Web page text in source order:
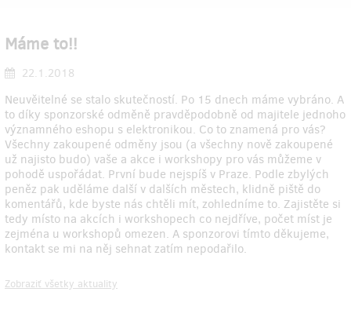
Máme to!!
22.1.2018
Neuvěitelné se stalo skutečností. Po 15 dnech máme vybráno. A
to díky sponzorské odměně pravděpodobně od majitele jednoho
významného eshopu s elektronikou. Co to znamená pro vás?
Všechny zakoupené odměny jsou (a všechny nově zakoupené
už najisto budo) vaše a akce i workshopy pro vás můžeme v
pohodě uspořádat. První bude nejspíš v Praze. Podle zbylých
peněz pak uděláme další v dalších městech, klidně piště do
komentářů, kde byste nás chtěli mít, zohledníme to. Zajistěte si
tedy místo na akcích i workshopech co nejdříve, počet míst je
zejména u workshopů omezen. A sponzorovi tímto děkujeme,
kontakt se mi na něj sehnat zatím nepodařilo.
Zobraziť všetky aktuality